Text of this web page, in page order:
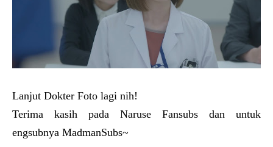
Lanjut Dokter Foto lagi nih!
Terima kasih pada Naruse Fansubs dan untuk
engsubnya MadmanSubs~